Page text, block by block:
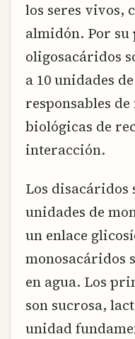
los seres vivos,
almidón. Por su
oligosacáridos
a 10 unidades
responsables
biológicas de
interacción.
Los disacáridos
unidades de
un enlace
monosacáridos
en agua. Los
son sucrosa,
unidad